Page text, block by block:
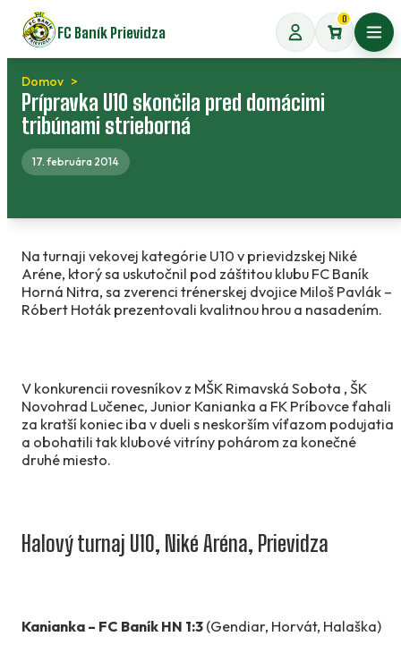
Preskočiť
na
obsah
FC Baník Prievidza
0
Domov
Prípravka U10 skončila pred domácimi
tribúnami strieborná
17. februára 2014
Na turnaji vekovej kategórie U10 v prievidzskej Niké
Aréne, ktorý sa uskutočnil pod záštitou klubu FC Baník
Horná Nitra, sa zverenci trénerskej dvojice Miloš Pavlák –
Róbert Hoták prezentovali kvalitnou hrou a nasadením.
V konkurencii rovesníkov z MŠK Rimavská Sobota , ŠK
Novohrad Lučenec, Junior Kanianka a FK Príbovce ťahali
za kratší koniec iba v dueli s neskorším víťazom podujatia
a obohatili tak klubové vitríny pohárom za konečné
druhé miesto.
Halový turnaj U10, Niké Aréna, Prievidza
Kanianka – FC Baník HN 1:3 (Gendiar, Horvát, Halaška)